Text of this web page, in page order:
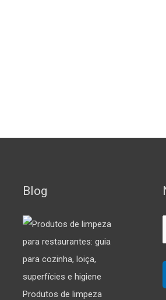
Blog
Produtos de limpeza